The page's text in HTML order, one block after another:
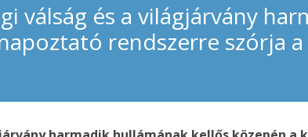
válság és a világjárvány
rendszerre szórja